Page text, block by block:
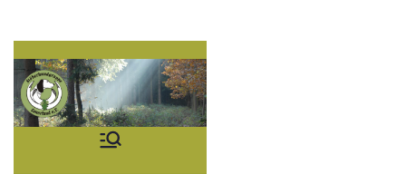
Inhalt
springen
Stöb